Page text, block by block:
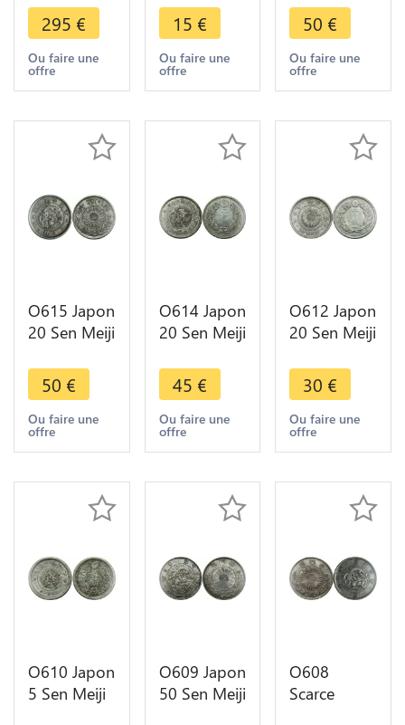
Sen Meiji
1871
Argent
Silver AU !!
295 €
Ou faire une
offre
1934 Yr.9
UNC
15 €
Ou faire une
offre
Argent
Silver UNC
50 €
Ou faire une
offre
O615 Japon
20 Sen Meiji
Argent
Silver
50 €
Ou faire une
offre
O614 Japon
20 Sen Meiji
18 Argent
Silver
45 €
Ou faire une
offre
O612 Japon
20 Sen Meiji
39 Argent
Silver
30 €
Ou faire une
offre
O610 Japon
5 Sen Meiji
O609 Japon
50 Sen Meiji
O608
Scarce